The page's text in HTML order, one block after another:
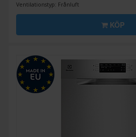
Ventilationstyp: Frånluft
KÖP